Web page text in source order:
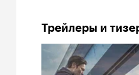
Трейлеры и